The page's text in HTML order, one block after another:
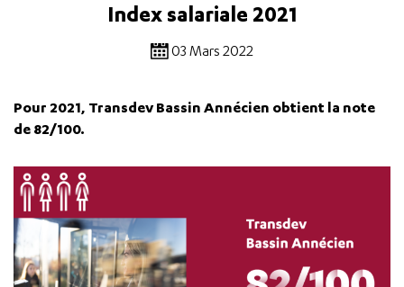
Index salariale 2021
03 Mars 2022
Pour 2021, Transdev Bassin Annécien obtient la note
de 82/100.